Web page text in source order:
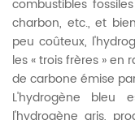
combustibles
charbon, etc., et
peu coûteux,
les « trois frères »
de carbone émise
L'hydrogène bleu
l'hydrogène gris,